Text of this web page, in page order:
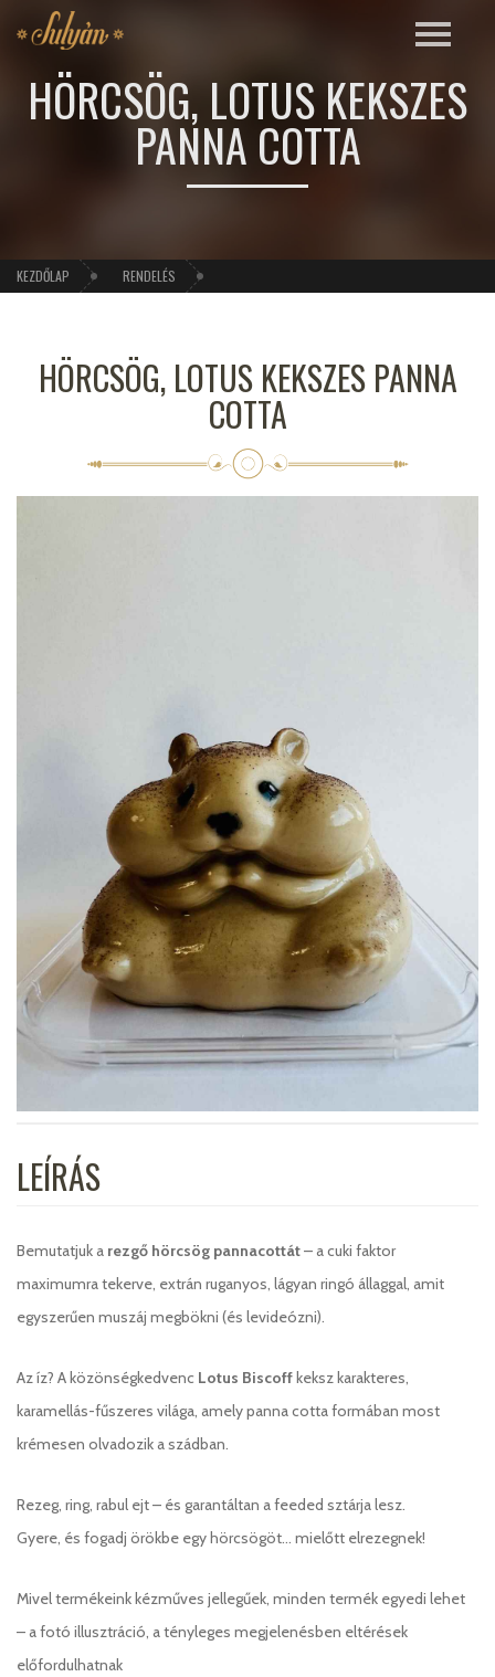
HÖRCSÖG, LOTUS KEKSZES
PANNA COTTA
KEZDŐLAP RENDELÉS
HÖRCSÖG, LOTUS KEKSZES PANNA
COTTA
LEÍRÁS
Bemutatjuk a rezgő hörcsög pannacottát– a cuki faktor
maximumra tekerve, extrán ruganyos, lágyan ringó állaggal, amit
egyszerűen muszáj megbökni (és levideózni).
Az íz? A közönségkedvenc Lotus Biscoff keksz karakteres,
karamellás-fűszeres világa, amely panna cotta formában most
krémesen olvadozik a szádban.
Rezeg, ring, rabul ejt – és garantáltan a feeded sztárja lesz.
Gyere, és fogadj örökbe egy hörcsögöt… mielőtt elrezegnek!
Mivel termékeink kézműves jellegűek, minden termék egyedi lehet
– a fotó illusztráció, a tényleges megjelenésben eltérések
előfordulhatnak